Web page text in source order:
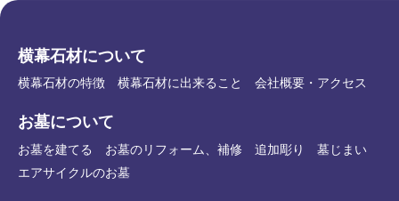
横幕石材について
横幕石材の特徴 横幕石材に出来ること 会社概要・アクセス
お墓について
お墓を建てる お墓のリフォーム、補修 追加彫り
墓じまい
エアサイクルのお墓